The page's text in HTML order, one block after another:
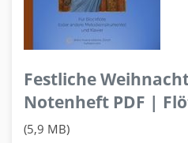
Festliche
Notenheft PDF |
(5,9 MB)